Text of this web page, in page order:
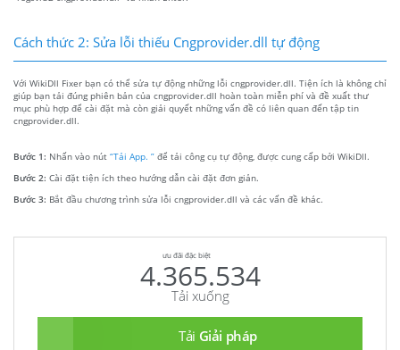
Cách thức 2: Sửa lỗi thiếu Cngprovider.dll tự động
Với WikiDll Fixer bạn có thể sửa tự động những lỗi cngprovider.dll. Tiện ích là không chỉ
giúp bạn tải đúng phiên bản của cngprovider.dll hoàn toàn miễn phí và đề xuất thư
mục phù hợp để cài đặt mà còn giải quyết những vấn đề có liên quan đến tập tin
cngprovider.dll.
Bước 1: Nhấn vào nút “Tải App. ” để tải công cụ tự động, được cung cấp bởi WikiDll.
Bước 2: Cài đặt tiện ích theo hướng dẫn cài đặt đơn giản.
Bước 3: Bắt đầu chương trình sửa lỗi cngprovider.dll và các vấn đề khác.
ưu đãi đặc biệt
4.365.534
Tải xuống
Tải Giải pháp